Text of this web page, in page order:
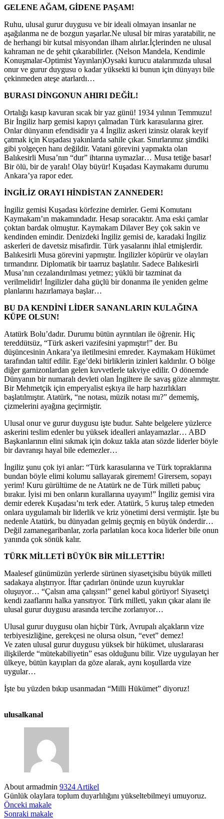
GELENE AĞAM, GİDENE PAŞAM!
Ruhu, ulusal gurur duygusu ve bir ideali olmayan insanlar ne
aşağılanma ne de bozgun yaşarlar.Ne ulusal bir miras yaratabilir, ne
de herhangi bir kutsal misyondan ilham alırlar.İçlerinden ne ulusal
kahraman ne de şehit çıkarabilirler. (Nelson Mandela, Kendimle
Konuşmalar-Optimist Yayınları)Oysaki kurucu atalarımızda ulusal
onur ve gurur duygusu o kadar yüksekti ki bunun için dünyayı bile
çekinmeden ateşe atarlardı…
BURASI DİNGONUN AHIRI DEĞİL!
Ortalığı kasıp kavuran sıcak bir yaz günü! 1934 yılının Temmuzu!
Bir İngiliz harp gemisi kapıyı çalmadan Türk karasularına girer.
Onlar dünyanın efendisidir ya 4 İngiliz askeri izinsiz olarak keyif
çatmak için Kuşadası yakınlarda sahile çıkar. Sınırlarımız şimdiki
gibi yolgeçen hanı değildir. Vatani görevini yapmakta olan
Balıkesirli Musa’nın “dur” ihtarına uymazlar… Musa tetiğe basar!
Bir ölü, bir de yaralı! Olay büyür! Kuşadası Kaymakamı durumu
Ankara’ya rapor eder.
İNGİLİZ ORAYI HİNDİSTAN ZANNEDER!
İngiliz gemisi Kuşadası körfezine demirler. Gemi Komutanı
Kaymakam’ın makamındadır. Hesap soracaktır. Ama eski çamlar
çoktan bardak olmuştur. Kaymakam Dilaver Bey çok sakin ve
kendinden emindir. Denizdeki İngiliz gemisi de, karadaki İngiliz
askerleri de davetsiz misafirdir. Türk yasalarını ihlal etmişlerdir.
Balıkesirli Musa görevini yapmıştır. İngilizler köpürür ve olayları
tırmandırır. Diplomatik bir taarruz başlatılır. Sadece Balıkesirli
Musa’nın cezalandırılması yetmez; yüklü bir tazminat da
verilmelidir! İngilizler daha güçlü bir donanma ile yeniden gelme
planlarını hazırlamaya başlar…
BU DA KENDİNİ LİDER SANANLARIN KULAĞINA
KÜPE OLSUN!
Atatürk Bolu’dadır. Durumu bütün ayrıntıları ile öğrenir. Hiç
tereddütsüz, “Türk askeri vazifesini yapmıştır!” der. Bu
düşüncesinin Ankara’ya iletilmesini emreder. Kaymakam Hükümet
tarafından taltif edilir. Ege’deki birliklerin izinleri kaldırılır. O bölge
diğer garnizonlardan gelen kuvvetlerle takviye edilir. O dönemde
Dünyanın bir numaralı devleti olan İngiltere ile savaş göze alınmıştır.
Bir Mehmetçik için emperyalist eşkıya ile harp hazırlıkları
başlatılmıştır. Atatürk, “ne notası, müzik notası mı?” dememiş,
çizmelerini ayağına geçirmiştir.
Ulusal onur ve gurur duygusu işte budur. Sahte belgelere yüzlerce
askerini teslim edenler bu yüksek idealleri anlayamazlar… ABD
Başkanlarının elini sıkmak için dokuz takla atan sözde liderler böyle
bir davranışı hayal bile edemezler…
İngiliz şunu çok iyi anlar: “Türk karasularına ve Türk topraklarına
bundan böyle elimi kolumu sallayarak giremem! Girersem, sopayı
yerim! Kuru gürültüme de ne Atatürk ne de Türk milleti pabuç
bırakır. İyisi mi ben onların kurallarına uyayım!” İngiliz gemisi vira
demir ederek Kuşadası’nı terk eder. Atatürk, 5 kuruş talep etmeden
onlara uygulamalı bir liderlik ve kriz yönetimi dersi vermiştir. İşte bu
nedenle Atatürk, bu dünyadan gelmiş geçmiş en büyük önderdir…
Değil zamanegaribanlar, zorla parlatılan koca koca liderler bile onun
yanında çok sönük kalır.
TÜRK MİLLETİ BÜYÜK BİR MİLLETTİR!
Maalesef günümüzün yerlerde sürünen siyasetçisibu büyük milleti
sadakaya alıştırıyor. İftar çadırları önünde uzun kuyruklar
oluşuyor… “Çalsın ama çalışsın!” genel kabul görüyor! Siyasetçi
kendi zaaflarını halka yansıtıyor. Türk milleti, yakın çıkar alanı ile
ulusal gurur duygusu arasında tercihe zorlanıyor…
Ulusal gurur duygusu olan hiçbir Türk, Avrupalı alçakların vize
terbiyesizliğine, gerekçesi ne olursa olsun, “evet” demez!
Ve zaten ulusal gurur duygusu yüksek bir hükümet, uluslararası
ilişkilerde “mütekabiliyetin” esas olduğunu bilir. Vize uygulayan her
ülkeye, bütün kayıpları da göze alarak, aynı koşullarda vize
uygular…
İşte bu yüzden bıkıp usanmadan “Milli Hükümet” diyoruz!
ulusalkanal
About armadmin 9324 Artikel
Günlük olaylara toplum duyarlılığını yükseltebilmeyi umuyoruz.
Önceki makale
Sonraki makale